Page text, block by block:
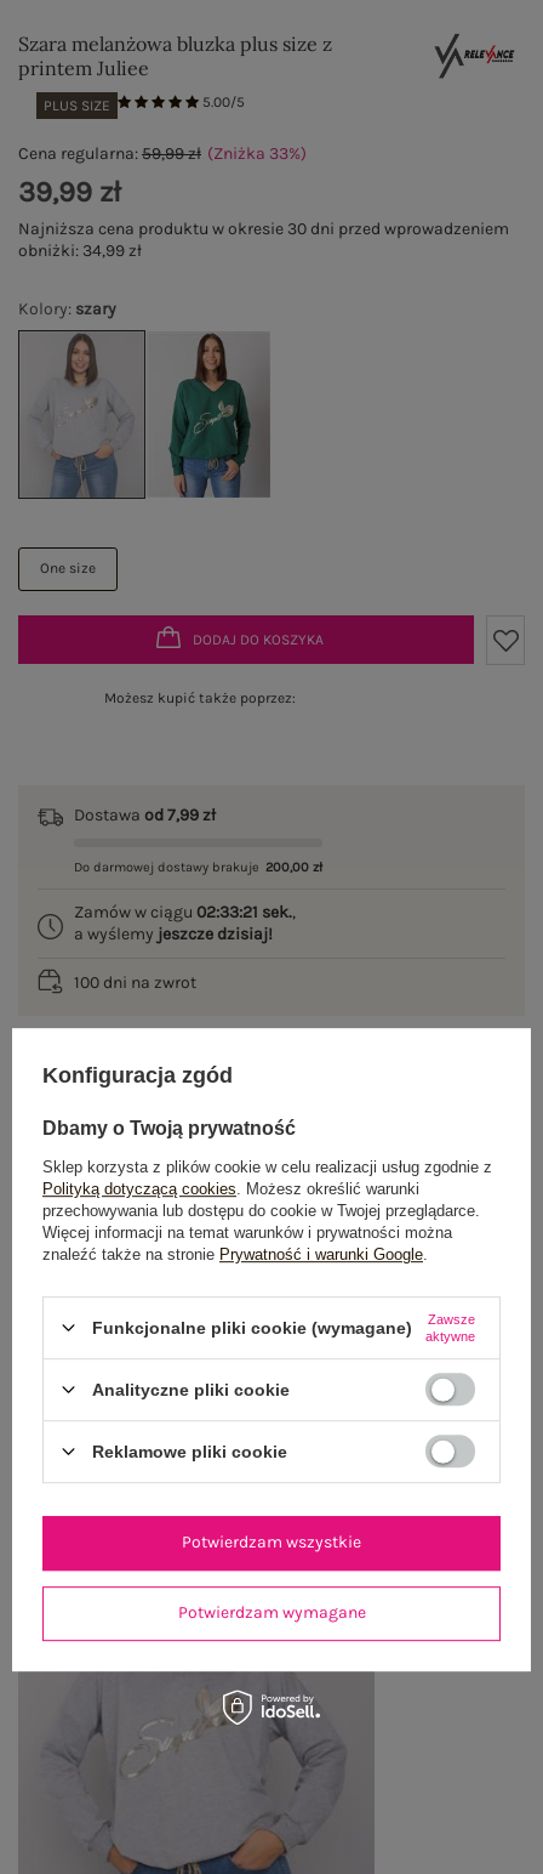
Szara melanżowa bluzka plus size z
printem Juliee
PLUS SIZE 5.00/5
Kolory: szary
One size
Cena regularna:59,99 zł (Zniżka 33%)
39,99 zł
Najniższa cena produktu w okresie 30 dni przed wprowadzeniem
obniżki: 34,99 zł
DODAJ DO KOSZYKA
Możesz kupić także poprzez:
Dostawa od 7,99 zł
Do darmowej dostawy brakuje 200,00 zł
Zamów w ciągu 02:33:21 sek.,
a wyślemy jeszcze dzisiaj!
100 dni na zwrot
OPIS PRODUKTU
OPINIE O PRODUKCIE (1)
WYSYŁKA I DOSTAWA
ZWROTY I REKLAMACJE
OSTATNIO OGLĄDANE
Zobacz wszystko
Konfiguracja zgód
Dbamy o Twoją prywatność
Sklep korzysta z plików cookie w celu realizacji usług zgodnie z
Polityką dotyczącą cookies . Możesz określić warunki
przechowywania lub dostępu do cookie w Twojej przeglądarce.
Więcej informacji na temat warunków i prywatności można
znaleźć także na stronie Prywatność i warunki Google
Funkcjonalne pliki cookie (wymagane)
Zawsze
aktywne
Analityczne pliki cookie
Reklamowe pliki cookie
Potwierdzam wymagane
Potwierdzam wszystkie